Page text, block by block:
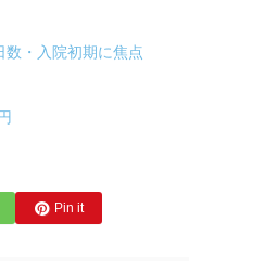
数・入院初期に焦点
Pin it